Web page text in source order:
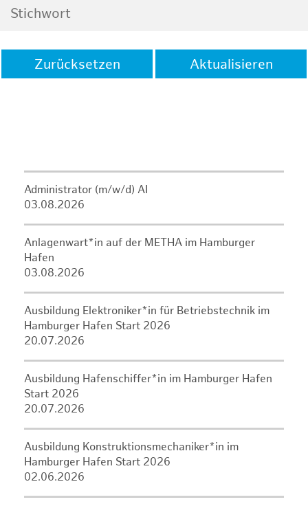
Zurücksetzen Aktualisieren
Administrator (m/w/d) AI
03.08.2026
Anlagenwart*in auf der METHA im Hamburger
Hafen
03.08.2026
Ausbildung Elektroniker*in für Betriebstechnik im
Hamburger Hafen Start 2026
20.07.2026
Ausbildung Hafenschiffer*in im Hamburger Hafen
Start 2026
20.07.2026
Ausbildung Konstruktionsmechaniker*in im
Hamburger Hafen Start 2026
02.06.2026